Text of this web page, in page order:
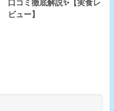
口コミ徹底解説✨【実食レ
ビュー】